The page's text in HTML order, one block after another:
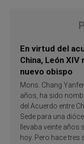
En virtud del
China, León XIV
nuevo obispo
Mons. Chang
años, ha sido
del Acuerdo entre
Sede para una
llevaba veinte
hoy. Pero hace tres